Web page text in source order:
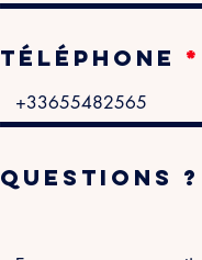
Téléphone
Questions ?